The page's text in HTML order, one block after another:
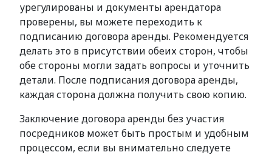
урегулированы и документы арендатора
проверены, вы можете переходить к
подписанию договора аренды. Рекомендуется
делать это в присутствии обеих сторон, чтобы
обе стороны могли задать вопросы и уточнить
детали. После подписания договора аренды,
каждая сторона должна получить свою копию.
Заключение договора аренды без участия
посредников может быть простым и удобным
процессом, если вы внимательно следуете